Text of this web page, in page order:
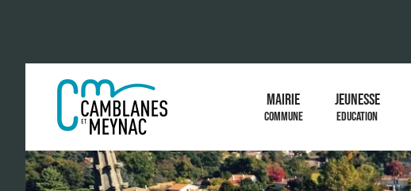
MAIRIE
COMMUNE
JEUNESSE
EDUCATION